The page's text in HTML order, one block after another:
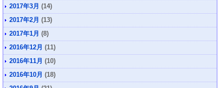
2017年3月 (14)
2017年2月 (13)
2017年1月 (8)
2016年12月 (11)
2016年11月 (10)
2016年10月 (18)